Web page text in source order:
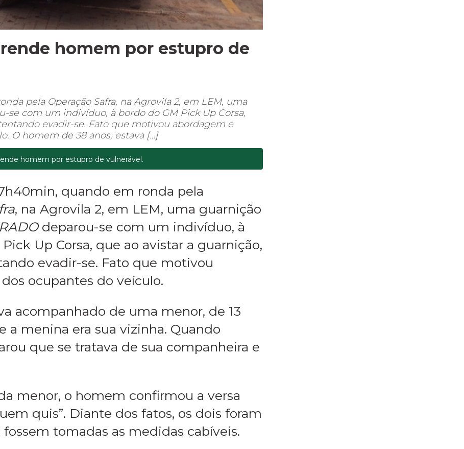
homem por estupro de
pela Operação Safra, na Agrovila 2, em LEM, uma
se com um indivíduo, à bordo do GM Pick Up Corsa,
evadir-se. Fato que motivou abordagem e
O homem de 38 anos, estava […]
homem por estupro de vulnerável.
quando em ronda pela
, na Agrovila 2, em LEM, uma guarnição
deparou-se com um indivíduo, à
Up Corsa, que ao avistar a guarnição,
evadir-se. Fato que motivou
ocupantes do veículo.
acompanhado de uma menor, de 13
a menina era sua vizinha. Quando
que se tratava de sua companheira e
menor, o homem confirmou a versa
quis”. Diante dos fatos, os dois foram
fossem tomadas as medidas cabíveis.